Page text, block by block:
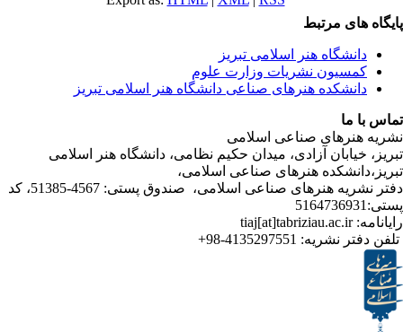
مرتبط
هنر اسلامی تبریز
نشریات وزارت علوم
هنرهای صناعی دانشگاه هنر اسلامی تبریز
صناعی اسلامی
آزادی، میدان حکیم نظامی، دانشگاه هنر اسلامی
هنرهای صناعی اسلامی،
دفتر نشریه هنرهای صناعی اسلامی، صندوق پستی: 4567-51385، کد
نشریه:4135297551-98+